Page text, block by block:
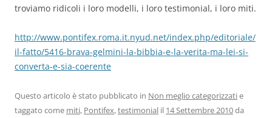
troviamo ridicoli i loro modelli, i loro testimonial, i loro miti.
http://www.pontifex.roma.it.nyud.net/index.php/editoriale/
il-fatto/5416-brava-gelmini-la-bibbia-e-la-verita-ma-lei-si-
converta-e-sia-coerente
Questo articolo è stato pubblicato in Non meglio categorizzatie
taggato come miti, Pontifex,testimonial il 14 Settembre 2010da